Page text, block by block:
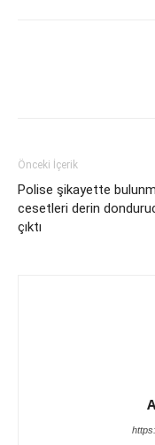
Önceki İçerik
Polise şikayette
cesetleri derin
çıktı